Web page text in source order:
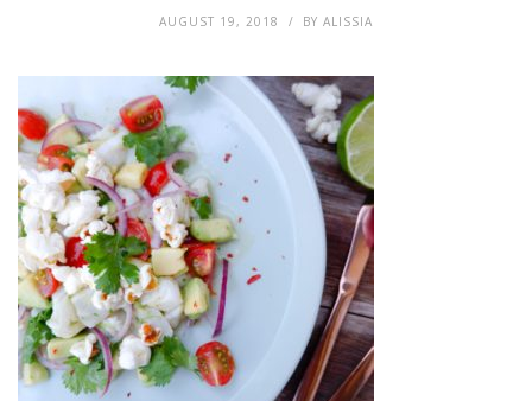
AUGUST 19, 2018 BY ALISSIA